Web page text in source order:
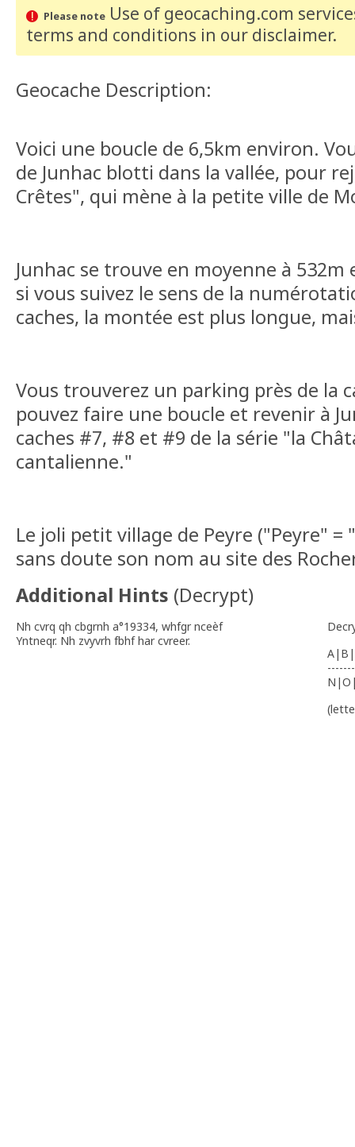
Please noteUse of geocaching.com
terms and conditions in our disclaimer.
Geocache Description:
Voici une boucle de 6,5km environ.
de Junhac blotti dans la vallée, pour
Crêtes", qui mène à la petite ville de
Junhac se trouve en moyenne à
si vous suivez le sens de la
caches, la montée est plus longue,
Vous trouverez un parking près de la
pouvez faire une boucle et revenir à
caches #7, #8 et #9 de la série "la
cantalienne."
Le joli petit village de Peyre ("Peyre"
sans doute son nom au site des
Additional Hints (Decrypt)
Nh cvrq qh cbgrnh a°19334, whfgr nceèf
Yntneqr. Nh zvyvrh fbhf har cvreer.